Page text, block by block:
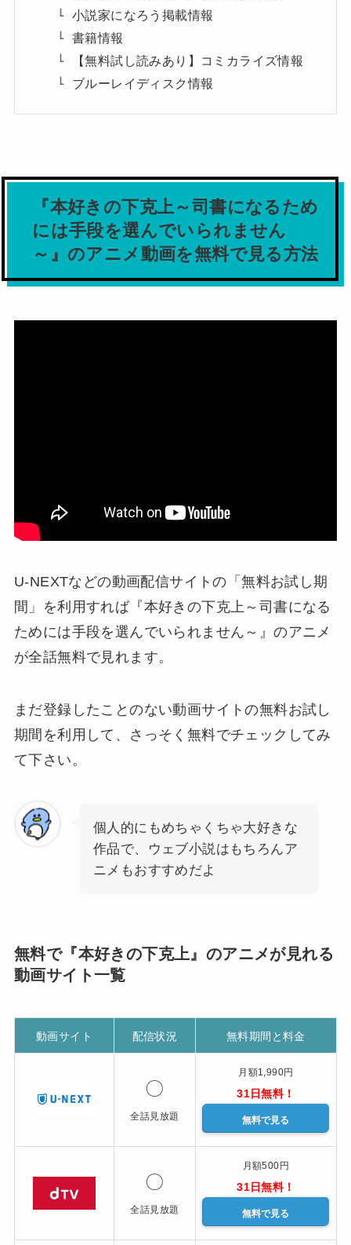
小説家になろう掲載情報
書籍情報
【無料試し読みあり】コミカライズ情報
ブルーレイディスク情報
『本好きの下克上～司書になるため
には手段を選んでいられません
～』のアニメ動画を無料で見る方法
U-NEXTなどの動画配信サイトの「無料お試し期
間」を利用すれば『本好きの下克上～司書になる
ためには手段を選んでいられません～』のアニメ
が全話無料で見れます。
まだ登録したことのない動画サイトの無料お試し
期間を利用して、さっそく無料でチェックしてみ
て下さい。
個人的にもめちゃくちゃ大好きな
作品で、ウェブ小説はもちろんア
ニメもおすすめだよ
無料で『本好きの下克上』のアニメが見れる
動画サイト一覧
動画サイト 配信状況 無料期間と料金
〇
全話見放題
月額1,990円
31日無料！
無料で見る
〇
全話見放題
月額500円
31日無料！
無料で見る